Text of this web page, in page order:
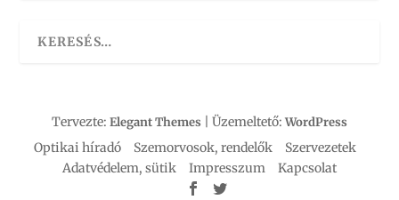
Tervezte: Elegant Themes | Üzemeltető: WordPress
Optikai híradó Szemorvosok, rendelők
Szervezetek
Adatvédelem, sütik
Impresszum Kapcsolat